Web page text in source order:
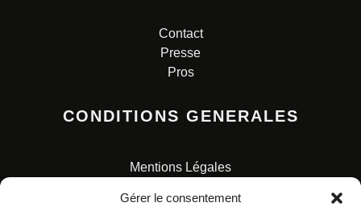
Gérer le consentement
Contact
Presse
Pros
CONDITIONS GENERALES
Mentions Légales